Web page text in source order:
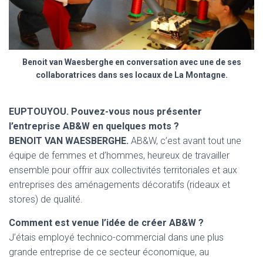
Benoit van Waesberghe en conversation avec une de ses
collaboratrices dans ses locaux de La Montagne.
EUPTOUYOU. Pouvez-vous nous présenter
l’entreprise AB&W en quelques mots ?
BENOIT VAN WAESBERGHE. AB&W, c’est avant tout une
équipe de femmes et d’hommes, heureux de travailler
ensemble pour offrir aux collectivités territoriales et aux
entreprises des aménagements décoratifs (rideaux et
stores) de qualité.
Comment est venue l’idée de créer AB&W ?
J’étais employé technico-commercial dans une plus
grande entreprise de ce secteur économique, au